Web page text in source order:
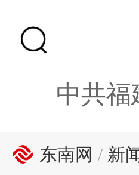
中共福
东南网 / 新